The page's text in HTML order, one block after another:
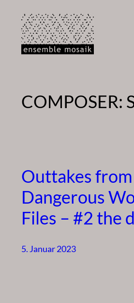
Inhalt
springen
COMPOSER:
Outtakes
Dangerous
Files – #2 the
5. Januar 2023